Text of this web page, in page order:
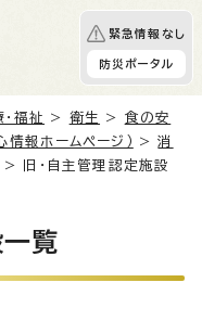
緊急情報なし
防災ポータル
福祉 > 衛生 > 食の安
情報ホームページ）
>消
> 旧・自主管理認定施設
一覧